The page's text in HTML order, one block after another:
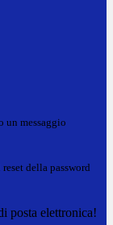
un messaggio
della password
posta elettronica!